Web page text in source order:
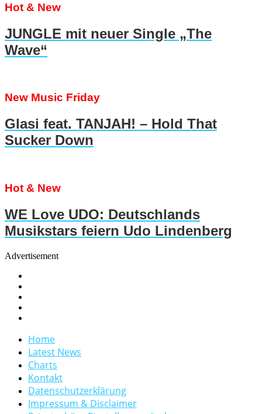
Hot & New
JUNGLE mit neuer Single „The
Wave“
New Music Friday
Glasi feat. TANJAH! – Hold That
Sucker Down
Hot & New
WE Love UDO: Deutschlands
Musikstars feiern Udo Lindenberg
Advertisement
Home
Latest News
Charts
Kontakt
Datenschutzerklärung
Impressum & Disclaimer